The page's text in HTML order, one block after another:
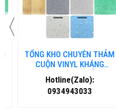
TỔNG KHO CHUYÊN THẢM
CUỘN VINYL KHÁNG
KHUẨN TẠI ĐÀ NẴNG
Hotline(Zalo):
0934943033